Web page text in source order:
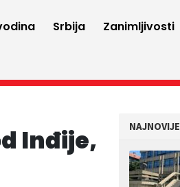
Srbija Zanimljivosti
Inđije,
NAJNOVIJE